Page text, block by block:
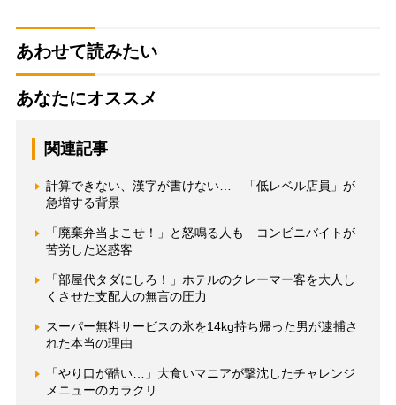
あわせて読みたい
あなたにオススメ
関連記事
計算できない、漢字が書けない… 「低レベル店員」が
急増する背景
「廃棄弁当よこせ！」と怒鳴る人も コンビニバイトが
苦労した迷惑客
「部屋代タダにしろ！」ホテルのクレーマー客を大人し
くさせた支配人の無言の圧力
スーパー無料サービスの氷を14kg持ち帰った男が逮捕さ
れた本当の理由
「やり口が酷い…」大食いマニアが撃沈したチャレンジ
メニューのカラクリ